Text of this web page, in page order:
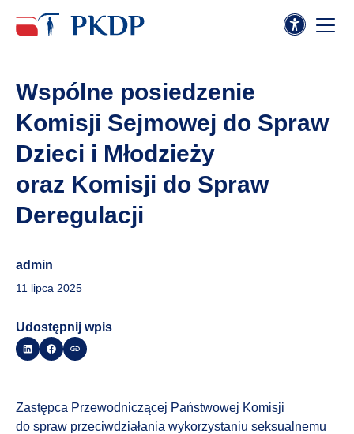
Wspólne posiedzenie
Komisji Sejmowej do Spraw
Dzieci i Młodzieży
oraz Komisji do Spraw
Deregulacji
admin
11 lipca 2025
Udostępnij wpis
Zastępca Przewodniczącej Państwowej Komisji
do spraw przeciwdziałania wykorzystaniu seksualnemu